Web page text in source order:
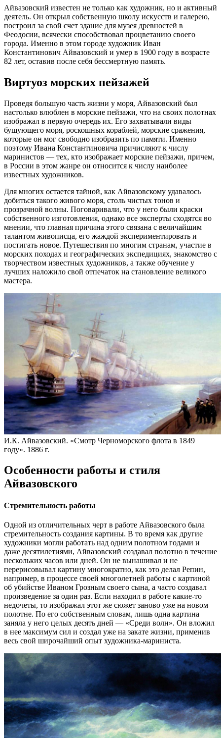
Айвазовский известен не только как художник, но и активный
деятель. Он открыл собственную школу искусств и галерею,
построил за свой счет здание для музея древностей в
Феодосии, всячески способствовал процветанию своего
города. Именно в этом городе художник Иван
Константинович Айвазовский и умер в 1900 году в возрасте
82 лет, оставив после себя бессмертную память.
Виртуоз морских пейзажей
Проведя большую часть жизни у моря, Айвазовский был
настолько влюблен в морские пейзажи, что на своих полотнах
изображал в первую очередь их. Его захватывали виды
бушующего моря, роскошных кораблей, морские сражения,
которые он мог свободно изобразить по памяти. Именно
поэтому Ивана Константиновича причисляют к числу
маринистов — тех, кто изображает морские пейзажи, причем,
в России в этом жанре он относится к числу наиболее
известных художников.
Для многих остается тайной, как Айвазовскому удавалось
добиться такого живого моря, столь чистых тонов и
прозрачной волны. Поговаривали, что у него были краски
собственного изготовления, однако все эксперты сходятся во
мнении, что главная причина этого связана с величайшим
талантом живописца, его жаждой экспериментировать и
постигать новое. Путешествия по многим странам, участие в
морских походах и географических экспедициях, знакомство с
творчеством известных художников, а также обучение у
лучших наложило свой отпечаток на становление великого
мастера.
И.К. Айвазовский. «Смотр Черноморского флота в 1849
году». 1886 г.
Особенности работы и стиля
Айвазовского
Стремительность работы
Одной из отличительных черт в работе Айвазовского была
стремительность создания картины. В то время как другие
художники могли работать над одним полотном годами и
даже десятилетиями, Айвазовский создавал полотно в течение
нескольких часов или дней. Он не вынашивал и не
перерисовывал картину многократно, как это делал Репин,
например, в процессе своей многолетней работы с картиной
об убийстве Иваном Грозным своего сына, а часто создавал
произведение за один раз. Если находил в работе какие-то
недочеты, то изображал этот же сюжет заново уже на новом
полотне. По его собственным словам, лишь одна картина
заняла у него целых десять дней — «Среди волн». Он вложил
в нее максимум сил и создал уже на закате жизни, применив
весь свой широчайший опыт художника-мариниста.